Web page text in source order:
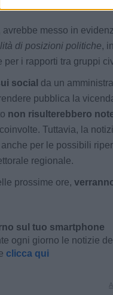
avrebbe messo in
di posizioni politiche,
per i rapporti tra gruppi
social da un
pubblica la
non risulterebbero
Tuttavia, la
anche per le possibili
regionale.
prossime ore,
sul tuo smartphone
ogni giorno le notizie
clicca qui